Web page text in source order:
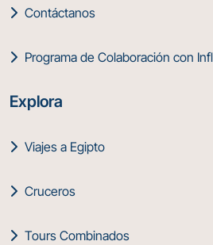
Contáctanos
Programa de Colaboración con
Explora
Viajes a Egipto
Cruceros
Tours Combinados